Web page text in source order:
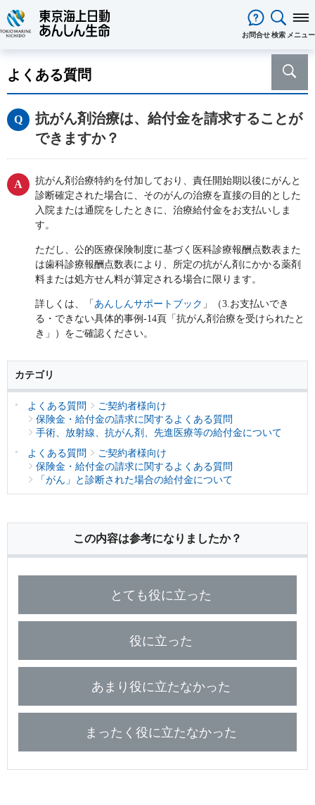
お問合せ検索 メニュー
保険商品から選ぶ
心配ごとから選ぶ
保険の基礎知識
インターネットでご加入いただけ
る保険商品
ご相談・ご契約の流れ 申込方法の違い
資料請求
医療保険
メディカルＫｉｔ ＮＥＯ
あんしん治療サポート保険
あんしん治療サポート保険R
メディカルＫｉｔエール
メディカルＫｉｔエールＲ
がん保険
あんしんがん治療保険
がん診断保険Ｒ
死亡保険（終身保険・定期保険）
長生き支援終身
スマートあんしん定期
あんしん定期エール
あんしん終身エール
あんしん夢終身
終身保険
家計保障・就業不能保障
家計保障定期保険ＮＥＯ
あんしん就業不能保障保険
あんしんねんきん介護
あんしんねんきん介護Ｒ
5年ごと利差配当付こども保険
個人年金保険
個人年金保険
変額保険
ご契約者様
ご契約者様TOPへ
東京海上日動マイページのご案内
各種お手続き
保険金・給付金・満期金・年金等
契約内容／登録情報の確認・変更
契約者貸付の利用・返済
保障内容の見直し・契約の解約
保険料支払方法の変更
保険証券・控除証明書の発行・再
発行
変額保険・変額年金保険固有のお
総合福祉団体定期保険のお手続き
ライフイベントごとのお手続き
急な資金が必要なとき
引越しするとき
結婚するとき
海外渡航するとき
子どもが生まれるとき
子どもが独立・就職するとき
転職・退職するとき
離婚するとき
介護が必要になったとき
ご病気・ご不幸があったとき
法人のお客様
法人のお客様TOPへ
な準備とは？
従業員の皆様向け商品
東京海上グループについて
会社情報
お客様をがんからお守りする運動
サステナビリティ
採用情報
あんしん解体新書
CMギャラリー・キャラクター紹介
資料請求
お問い合わせ
よくある質問
保険用語集
東京海上ホールディングス
よくある質問
抗がん剤治療は、給付金を請求することが
できますか？
抗がん剤治療特約を付加しており、責任開始期以後にがんと
診断確定された場合に、そのがんの治療を直接の目的とした
入院または通院をしたときに、治療給付金をお支払いしま
す。
ただし、公的医療保険制度に基づく医科診療報酬点数表また
は歯科診療報酬点数表により、所定の抗がん剤にかかる薬剤
料または処方せん料が算定される場合に限ります。
詳しくは、「 あんしんサポートブック 」（3.お支払いでき
る・できない具体的事例-14頁「抗がん剤治療を受けられたと
き」）をご確認ください。
カテゴリ
よくある質問
ご契約者様向け
保険金・給付金の請求に関するよくある質問
手術、放射線、抗がん剤、先進医療等の給付金について
よくある質問
ご契約者様向け
保険金・給付金の請求に関するよくある質問
「がん」と診断された場合の給付金について
この内容は参考になりましたか？
とても役に立った
役に立った
あまり役に立たなかった
まったく役に立たなかった